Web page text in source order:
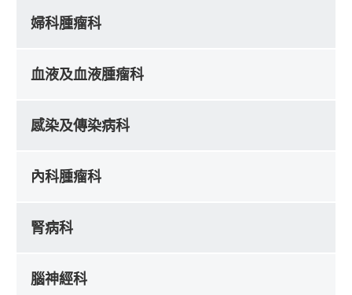
婦科腫瘤科
血液及血液腫瘤科
感染及傳染病科
內科腫瘤科
腎病科
腦神經科